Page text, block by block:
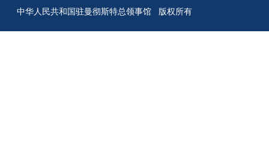
中华人民共和国驻曼彻斯特总领事馆 版权所有